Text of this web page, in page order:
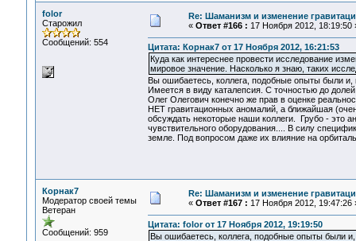
folor
Старожил
Сообщений: 554
Re: Шаманизм и изменение
« Ответ #166 : 17 Ноября 2012, 18:19:50
Цитата: Корнак7 от 17 Ноября 2012, 16:21:53
Куда как интереснее провести исследование
мировое значение. Насколько я знаю, таких
Вы ошибаетесь, коллега, подобные опыты были и,
Имеется в виду каталепсия. С точностью до
Олег Олегович конечно же прав в оценке
НЕТ гравитационных аномалий, а ближайшая
обсуждать некоторые наши коллеги. Грубо - это
чувствительного оборудования.... В силу
земле. Под вопросом даже их влияние на
Корнак7
Модератор своей темы
Ветеран
Сообщений: 959
Re: Шаманизм и изменение
« Ответ #167 : 17 Ноября 2012, 19:47:26
Цитата: folor от 17 Ноября 2012, 19:19:50
Вы ошибаетесь, коллега, подобные опыты были